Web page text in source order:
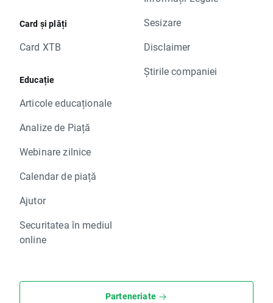
Card și plăți
Card XTB
Educație
Articole educaționale
Analize de Piață
Webinare zilnice
Calendar de piață
Ajutor
Securitatea în mediul
online
Sesizare
Disclaimer
Știrile companiei
Parteneriate